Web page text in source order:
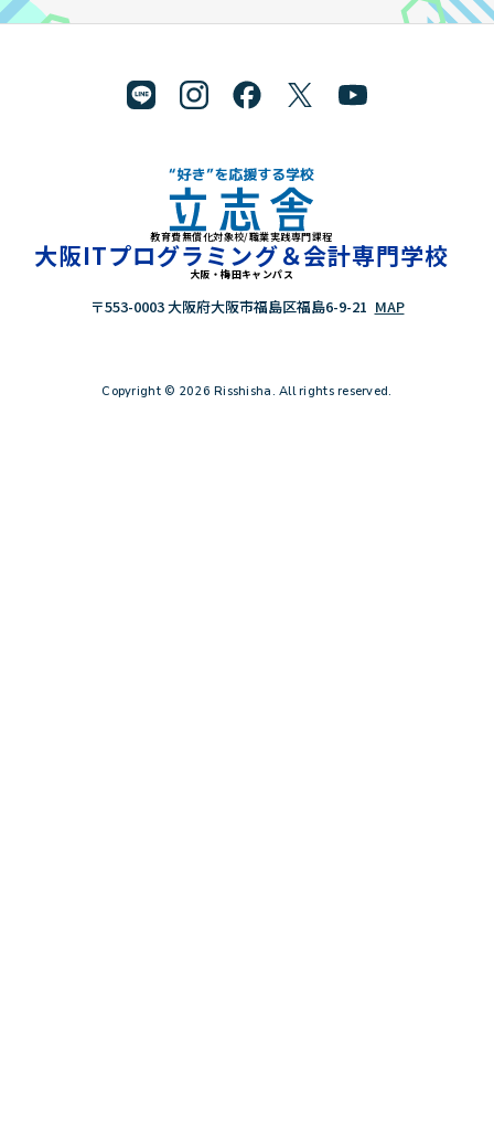
"好き"を応援する学校 立志舎
教育費無償化対象校/職業実践専門課程
大阪ITプログラミング＆会計専門学校
大阪・梅田キャンパス
〒553-0003 大阪府大阪市福島区福島6-9-21 MAP
Copyright © 2026 Risshisha. All rights reserved.